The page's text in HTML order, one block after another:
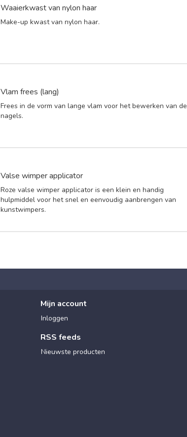
Waaierkwast van nylon haar
Make-up kwast van nylon haar.
Vlam frees (lang)
Frees in de vorm van lange vlam voor het bewerken van de
nagels.
Valse wimper applicator
Roze valse wimper applicator is een klein en handig
hulpmiddel voor het snel en eenvoudig aanbrengen van
kunstwimpers.
Mijn account
Inloggen
RSS feeds
Nieuwste producten